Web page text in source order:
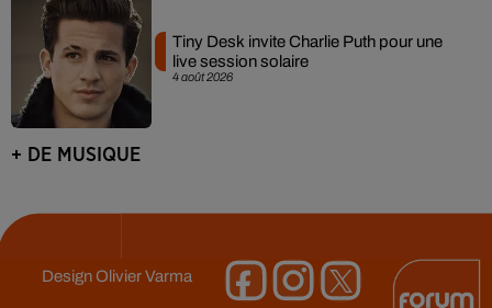
4 août 2026
Tiny Desk invite Charlie Puth pour une
live session solaire
+ DE MUSIQUE
DesignOlivier Varma